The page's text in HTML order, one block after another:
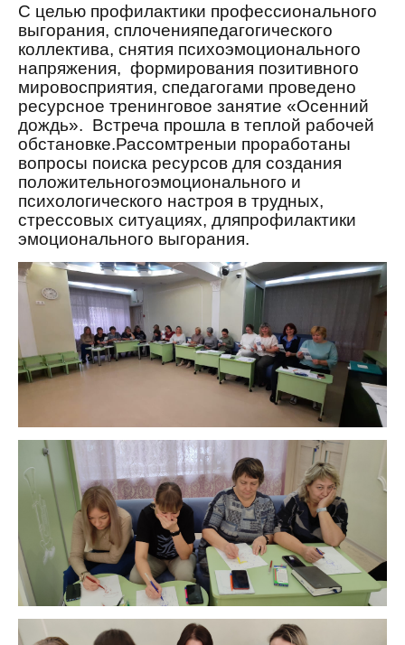
С целью профилактики профессионального
выгорания, сплоченияпедагогического
коллектива, снятия психоэмоционального
напряжения, формирования позитивного
мировосприятия, спедагогами проведено
ресурсное тренинговое занятие «Осенний
дождь». Встреча прошла в теплой рабочей
обстановке.Рассомтреныи проработаны
вопросы поиска ресурсов для создания
положительногоэмоционального и
психологического настроя в трудных,
стрессовых ситуациях, дляпрофилактики
эмоционального выгорания.